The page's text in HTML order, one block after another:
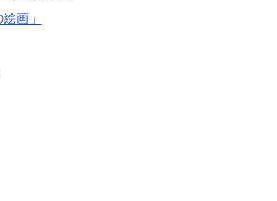
画」